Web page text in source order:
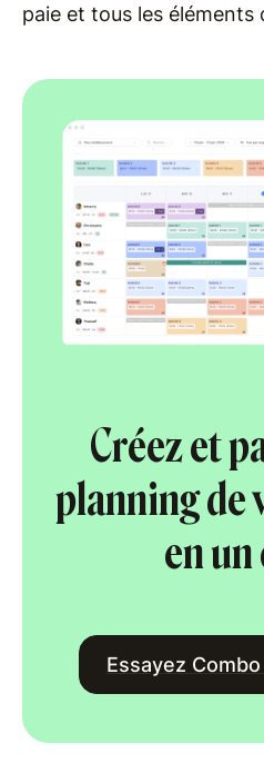
paie et tous les éléments
Créez et
planning de
en un
Essayez